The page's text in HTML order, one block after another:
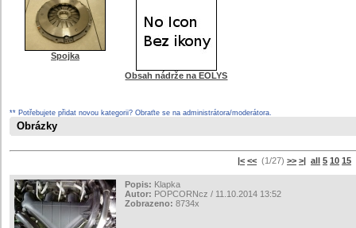
Spojka
Obsah nádrže na EOLYS
** Potřebujete přidat novou kategorii? Obraťte se na administrátora/moderátora.
Obrázky
|< << (1/27) >> >| all 5 10 15
Popis: Klapka
Autor: POPCORNcz / 11.10.2014 13:52
Zobrazeno: 8734x